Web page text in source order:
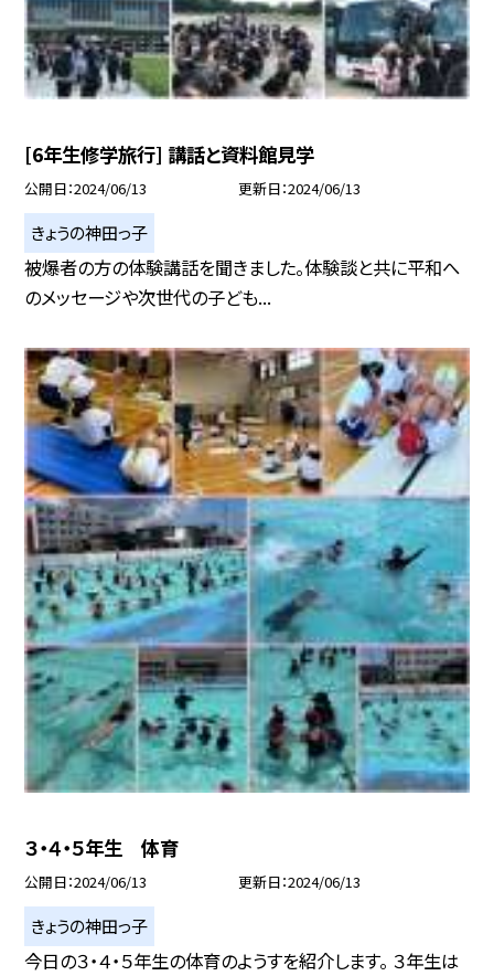
[6年生修学旅行] 講話と資料館見学
公開日 2024/06/13 更新日 2024/06/13
きょうの神田っ子
被爆者の方の体験講話を聞きました。体験談と共に平和へ
のメッセージや次世代の子ども...
３・４・５年生 体育
公開日 2024/06/13 更新日 2024/06/13
きょうの神田っ子
今日の３・４・５年生の体育のようすを紹介します。 ３年生は